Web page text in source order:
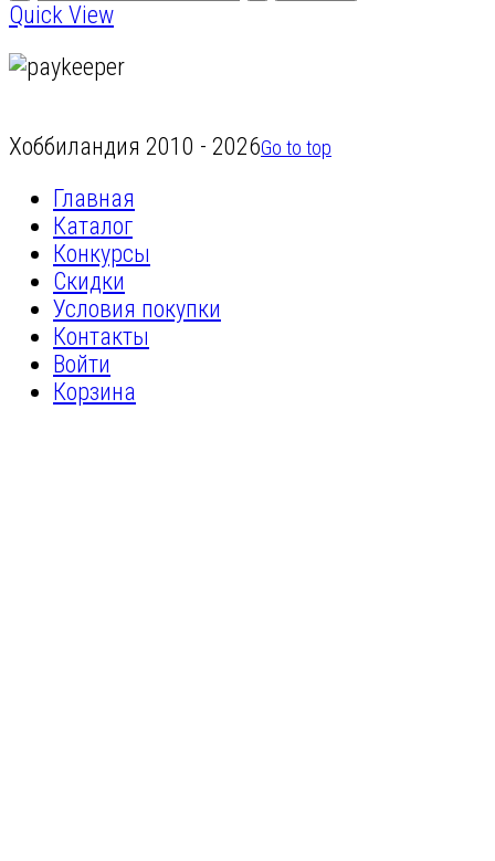
Quick View
Хоббиландия 2010 - 2026Go to top
Главная
Каталог
Конкурсы
Скидки
Условия покупки
Контакты
Войти
Корзина